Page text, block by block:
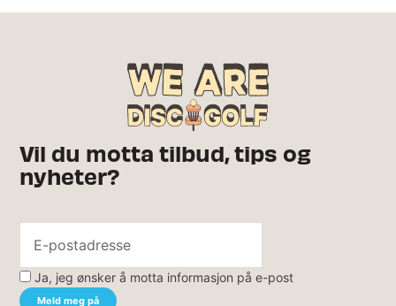
Vil du motta tilbud, tips og
nyheter?
Ja, jeg ønsker å motta informasjon på e-post